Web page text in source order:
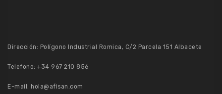
Dirección: Polígono Industrial Romica, C/2 Parcela 151 Albacete
Telefono: +34 967 210 856
E-mail: hola@afisan.com